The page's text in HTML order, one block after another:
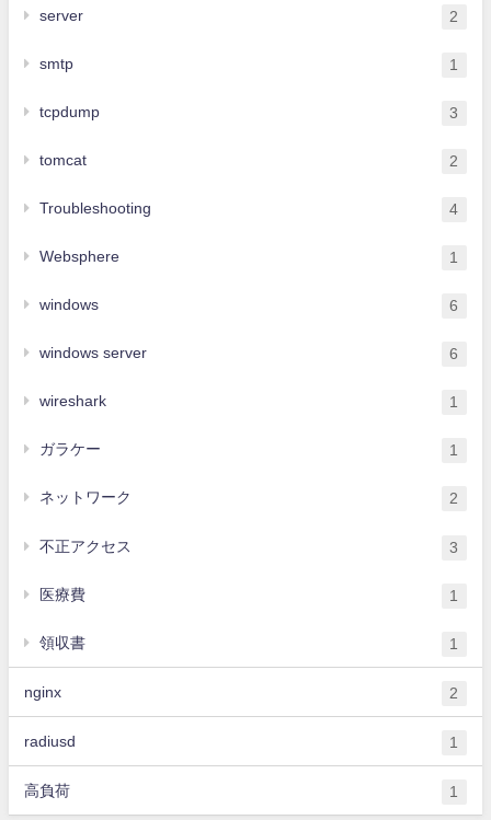
server 2
smtp 1
tcpdump 3
tomcat 2
Troubleshooting 4
Websphere 1
windows 6
windows server 6
wireshark 1
ガラケー 1
ネットワーク 2
不正アクセス 3
医療費 1
領収書 1
nginx 2
radiusd 1
高負荷 1